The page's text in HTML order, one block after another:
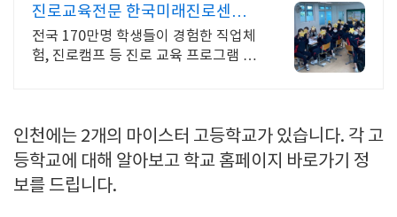
진로교육전문 한국미래진로센터
학교 재진행률 95.7%
전국 170만명 학생들이 경험한 직업체
험, 진로캠프 등 진로 교육 프로그램 운
인천에는 2개의 마이스터 고등학교가 있습니다. 각 고
등학교에 대해 알아보고 학교 홈페이지 바로가기 정
보를 드립니다.